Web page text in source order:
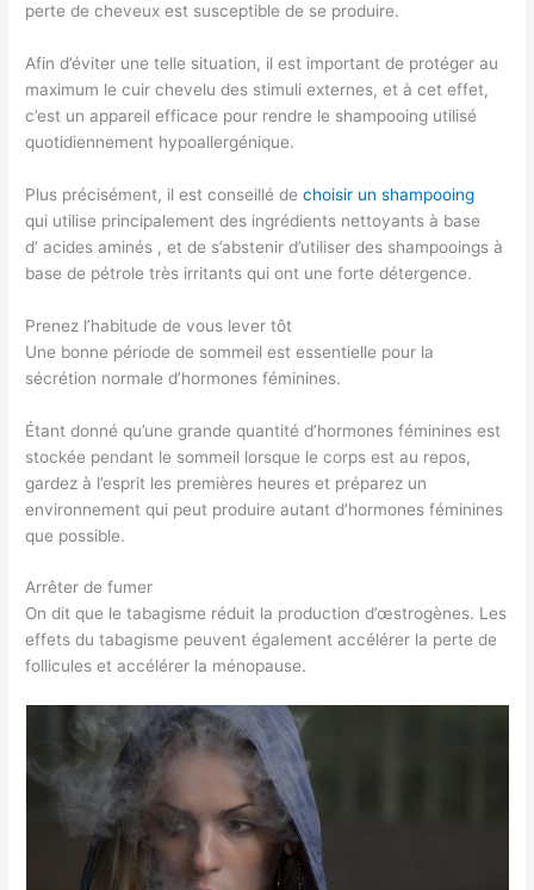
perte de cheveux est susceptible de se produire.
Afin d’éviter une telle situation, il est important de protéger au
maximum le cuir chevelu des stimuli externes, et à cet effet,
c’est un appareil efficace pour rendre le shampooing utilisé
quotidiennement hypoallergénique.
Plus précisément, il est conseillé dechoisir un shampooing
qui utilise principalement des ingrédients nettoyants à base
d’ acides aminés , et de s’abstenir d’utiliser des shampooings à
base de pétrole très irritants qui ont une forte détergence.
Prenez l’habitude de vous lever tôt
Une bonne période de sommeil est essentielle pour la
sécrétion normale d’hormones féminines.
Étant donné qu’une grande quantité d’hormones féminines est
stockée pendant le sommeil lorsque le corps est au repos,
gardez à l’esprit les premières heures et préparez un
environnement qui peut produire autant d’hormones féminines
que possible.
Arrêter de fumer
On dit que le tabagisme réduit la production d’œstrogènes. Les
effets du tabagisme peuvent également accélérer la perte de
follicules et accélérer la ménopause.